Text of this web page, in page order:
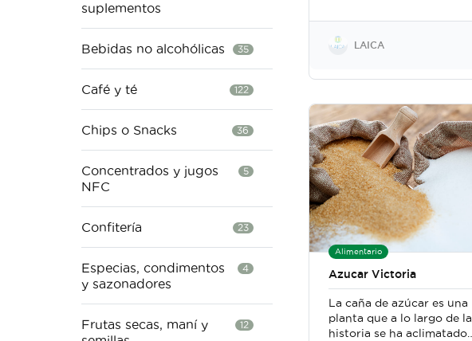
suplementos
Bebidas no alcohólicas 35
Café y té 122
Chips o Snacks 36
Concentrados y jugos
NFC
5
Confitería 23
Especias, condimentos
y sazonadores
4
Frutas secas, maní y
12
azúcar menos procesada.
LAICA
Alimentario
Azucar Victoria
La caña de azúcar es una
planta que a lo largo de la
historia se ha aclimatado